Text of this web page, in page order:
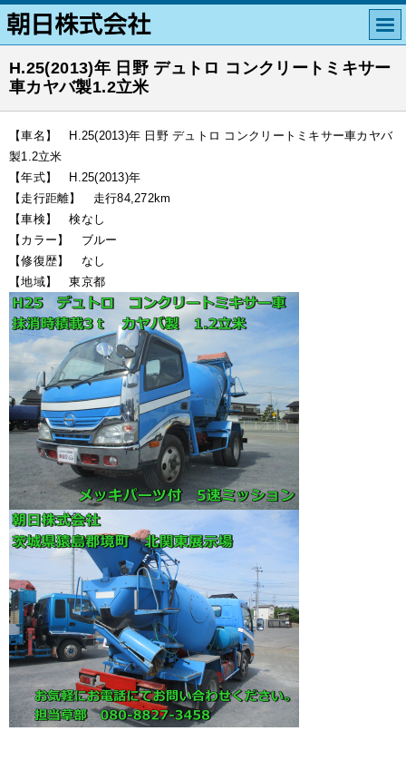
H.25(2013)年 日野 デュトロ コンクリートミキサー
車カヤバ製1.2立米
【車名】 H.25(2013)年 日野 デュトロ コンクリートミキサー車カヤバ
製1.2立米
【年式】 H.25(2013)年
【走行距離】 走行84,272km
【車検】 検なし
【カラー】 ブルー
【修復歴】 なし
【地域】 東京都